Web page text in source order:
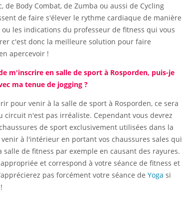
de Body Combat, de Zumba ou aussi de Cycling
de faire s'élever le rythme cardiaque de manière
les indications du professeur de fitness qui vous
c'est donc la meilleure solution pour faire
apercevoir !
m'inscrire en salle de sport à Rosporden, puis-je
ma tenue de jogging ?
pour venir à la salle de sport à Rosporden, ce sera
n'est pas irréaliste. Cependant vous devrez
de sport exclusivement utilisées dans la
à l'intérieur en portant vos chaussures sales qui
de fitness par exemple en causant des rayures.
et correspond à votre séance de fitness et
pas forcément votre séance de Yoga si